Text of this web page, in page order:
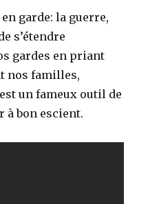
garde: la guerre,
s’étendre
gardes en priant
nos familles,
un fameux outil de
bon escient.